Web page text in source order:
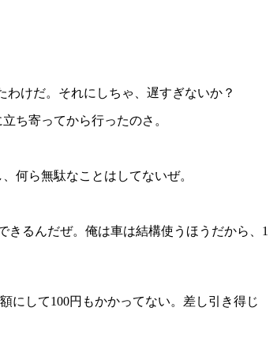
けだ。それにしちゃ、遅すぎないか？
ち寄ってから行ったのさ。
何ら無駄なことはしてないぜ。
きるんだぜ。俺は車は結構使うほうだから、1
にして100円もかかってない。差し引き得じ